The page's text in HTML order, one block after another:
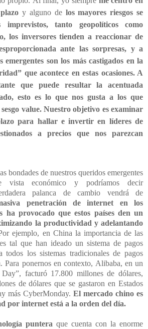
y alguno de los mayores riesgos se
imprevistos, tanto geopolíticos como
los inversores tienden a reaccionar de
ante las sorpresas, y a
emergentes son los más castigados en la
que acontece en estas ocasiones. A
que puede resultar la acentuada
esto es lo que nos gusta a los que
value. Nuestro objetivo es examinar
para hallar e invertir en líderes de
a precios que nos parezcan
bondades de nuestros queridos emergentes
vista económico y podríamos decir
palanca de cambio vendrá de
penetración de internet en los
ha provocado que estos países den un
la productividad y adelantando
ejemplo, en China la importancia de las
tal que han ideado un sistema de pagos
los sistemas tradicionales de pagos
Para ponernos en contexto, Alibaba, en un
facturó 17.800 millones de dólares,
de dólares que se gastaron en Estados
más CyberMonday. El mercado chino es
por internet está a la orden del día.
puntera que cuenta con la enorme